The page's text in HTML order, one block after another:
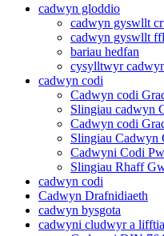
cadwyn gloddio
cadwyn gyswllt
cadwyn gyswllt
bariau hedfan
cysylltwyr
cadwyn codi
Cadwyn codi
Slingiau cadwyn
Cadwyn codi
Slingiau Cadwyn
Cadwyni Codi
Slingiau Rhaff
cadwyn codi
Cadwyn Drafnidiaeth
cadwyn bysgota
cadwyni cludwyr a